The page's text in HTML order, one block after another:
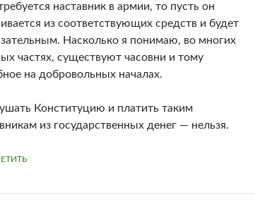
наставник в армии, то пусть он
из соответствующих средств и будет
Насколько я понимаю, во многих
частях, существуют часовни и тому
на добровольных началах.
Конституцию и платить таким
из государственных денег — нельзя.